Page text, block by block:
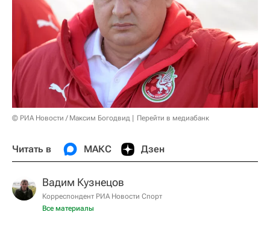
© РИА Новости / Максим Богодвид Перейти в медиабанк
Читать в МАКС Дзен
Вадим Кузнецов
Корреспондент РИА Новости Спорт
Все материалы